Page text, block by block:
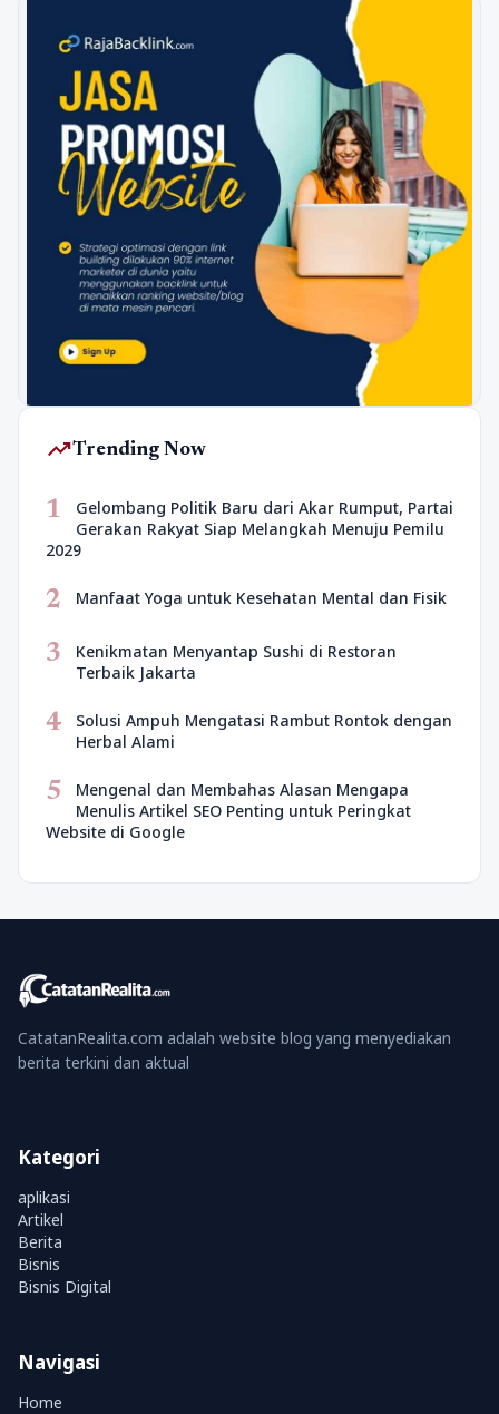
trending_upTrending Now
1
Gelombang Politik Baru dari Akar Rumput, Partai
Gerakan Rakyat Siap Melangkah Menuju Pemilu
2029
2 Manfaat Yoga untuk Kesehatan Mental dan Fisik
3
Kenikmatan Menyantap Sushi di Restoran
Terbaik Jakarta
4
Solusi Ampuh Mengatasi Rambut Rontok dengan
Herbal Alami
5
Mengenal dan Membahas Alasan Mengapa
Menulis Artikel SEO Penting untuk Peringkat
Website di Google
CatatanRealita.com adalah website blog yang menyediakan
berita terkini dan aktual
Kategori
aplikasi
Artikel
Berita
Bisnis
Bisnis Digital
Navigasi
Home